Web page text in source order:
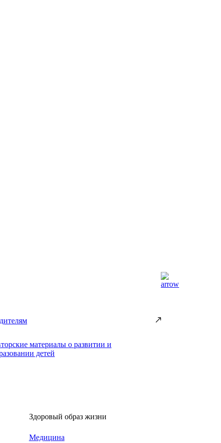
материалы о развитии и
детей
Здоровый образ жизни
Медицина